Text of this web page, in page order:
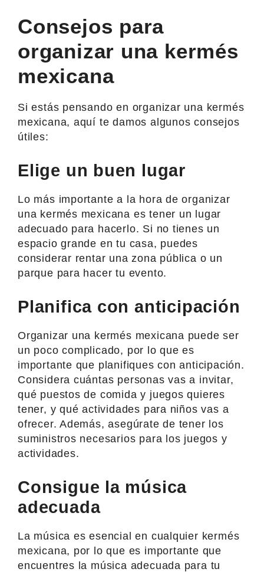
Consejos para
organizar una kermés
mexicana
Si estás pensando en organizar una kermés
mexicana, aquí te damos algunos consejos
útiles:
Elige un buen lugar
Lo más importante a la hora de organizar
una kermés mexicana es tener un lugar
adecuado para hacerlo. Si no tienes un
espacio grande en tu casa, puedes
considerar rentar una zona pública o un
parque para hacer tu evento.
Planifica con anticipación
Organizar una kermés mexicana puede ser
un poco complicado, por lo que es
importante que planifiques con anticipación.
Considera cuántas personas vas a invitar,
qué puestos de comida y juegos quieres
tener, y qué actividades para niños vas a
ofrecer. Además, asegúrate de tener los
suministros necesarios para los juegos y
actividades.
Consigue la música
adecuada
La música es esencial en cualquier kermés
mexicana, por lo que es importante que
encuentres la música adecuada para tu